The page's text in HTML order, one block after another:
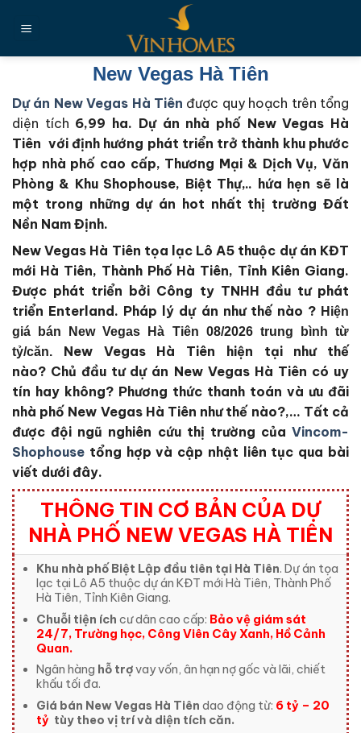
đến
New Vegas Hà Tiên
Dự án New Vegas Hà Tiên được quy hoạch trên tổng
diện tích 6,99 ha. Dự án nhà phố New Vegas Hà
Tiên với định hướng phát triển trở thành khu phước
hợp nhà phố cao cấp, Thương Mại & Dịch Vụ, Văn
Phòng & Khu Shophouse, Biệt Thự,.. hứa hẹn sẽ là
một trong những dự án hot nhất thị trường Đất
Nền Nam Định.
New Vegas Hà Tiên tọa lạc Lô A5 thuộc dự án KĐT
mới Hà Tiên, Thành Phố Hà Tiên, Tỉnh Kiên Giang.
Được phát triển bởi Công ty TNHH đầu tư phát
triển Enterland . Pháp lý dự án như thế nào ? Hiện
giá bán New Vegas Hà Tiên 08/2026 trung bình từ
tỷ/căn. New Vegas Hà Tiên
hiện tại như thế
nào? Chủ đầu tư dự án New Vegas Hà Tiên có uy
tín hay không? Phương thức thanh toán và ưu đãi
nhà phố New Vegas Hà Tiên như thế nào?,… Tất cả
được đội ngũ nghiên cứu thị trường của Vincom-
Shophouse tổng hợp và cập nhật liên tục qua bài
viết dưới đây.
THÔNG TIN CƠ BẢN CỦA DỰ
NHÀ PHỐ NEW VEGAS HÀ TIÊN
Khu nhà phố Biệt Lập đầu tiên tại Hà Tiên. Dự án tọa
lạc tại Lô A5 thuộc dự án KĐT mới Hà Tiên, Thành Phố
Hà Tiên, Tỉnh Kiên Giang.
Chuỗi tiện ích cư dân cao cấp: Bảo vệ giám sát
24/7, Trường học, Công Viên Cây Xanh, Hồ Cảnh
Quan.
Ngân hàng hỗ trợvay vốn, ân hạn nợ gốc và lãi, chiết
khấu tối đa.
Giá bán New Vegas Hà Tiên dao động từ: 6 tỷ – 20
tỷ tùy theo vị trí và diện tích căn.